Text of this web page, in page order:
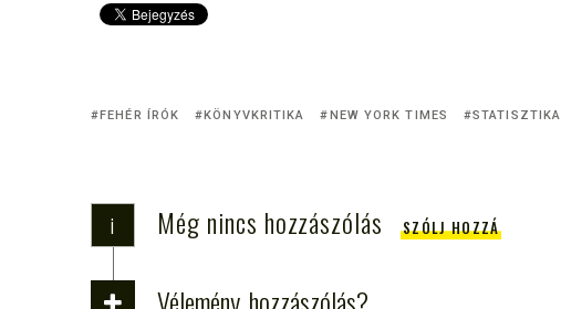
FEHÉR ÍRÓK KÖNYVKRITIKA NEW YORK TIMES STATISZTIKA
i Még nincs hozzászólás SZÓLJ HOZZÁ